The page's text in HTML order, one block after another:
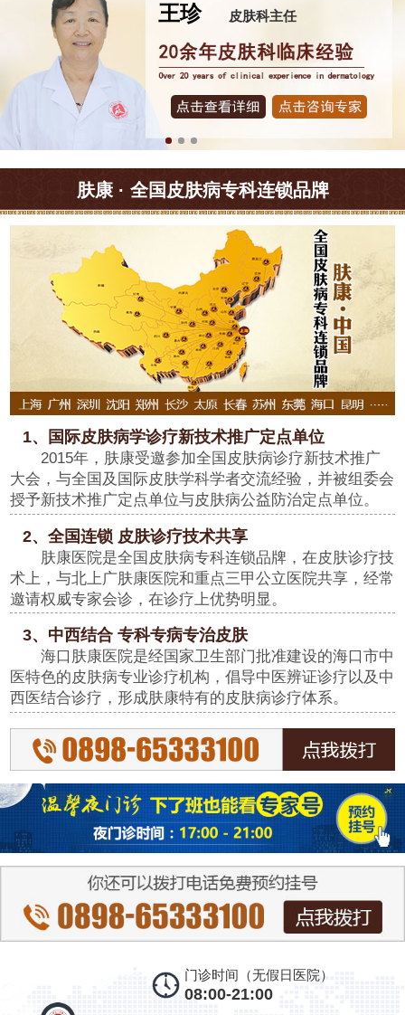
王珍 皮肤科主任
肤康 · 全国皮肤病专科连锁品牌
1、国际皮肤病学诊疗新技术推广定点单位
2015年，肤康受邀参加全国皮肤病诊疗新技术推广
大会，与全国及国际皮肤学科学者交流经验，并被组委会
授予新技术推广定点单位与皮肤病公益防治定点单位。
2、全国连锁 皮肤诊疗技术共享
肤康医院是全国皮肤病专科连锁品牌，在皮肤诊疗技
术上，与北上广肤康医院和重点三甲公立医院共享，经常
邀请权威专家会诊，在诊疗上优势明显。
3、中西结合 专科专病专治皮肤
海口肤康医院是经国家卫生部门批准建设的海口市中
医特色的皮肤病专业诊疗机构，倡导中医辨证诊疗以及中
西医结合诊疗，形成肤康特有的皮肤病诊疗体系。
门诊时间（无假日医院）
08:00-21:00